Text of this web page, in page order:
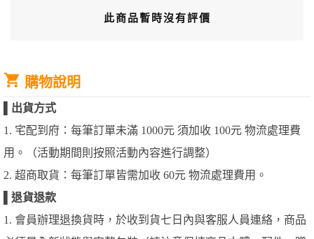
此商品暫時沒有評價
購物說明
出貨方式
1. 宅配到府：每筆訂單未滿 1000元 須加收 100元 物流處理費
用。（活動期間則按照活動內容進行調整）
2. 超商取貨：每筆訂單皆需加收 60元 物流處理費用。
退貨退款
1. 會員辦理退換貨時，於收到貨七日內與客服人員連絡，商品